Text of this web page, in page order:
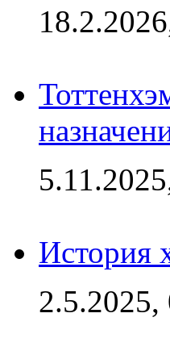
История
2.5.2025,